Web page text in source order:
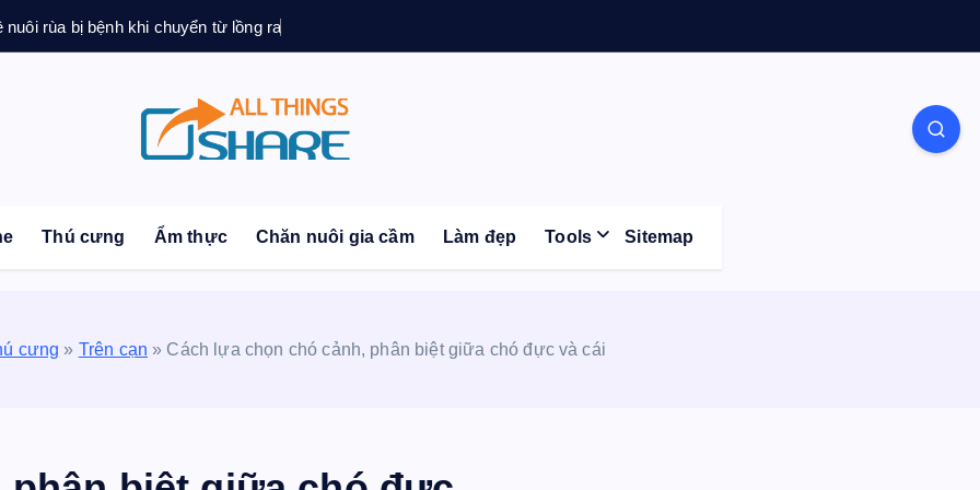
nuôi rùa bị bệnh khi chuyển từ lồng ra
Blog | Knowledge | Technology | Tips | Pets | Life
Thú cưng Ẩm thực Chăn nuôi gia cầm Làm đẹp Tools Sitemap
cưng » Trên cạn » Cách lựa chọn chó cảnh, phân biệt giữa chó đực và cái